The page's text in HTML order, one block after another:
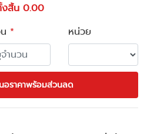
งสิ้น 0.00
* หน่วย
อราคาพร้อมส่วนลด